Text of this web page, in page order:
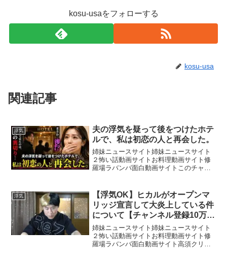
kosu-usaをフォローする
kosu-usa
関連記事
浮気
夫の浮気を疑って後をつけたホテ
ルで、私は初恋の人と再会した。
姉妹ニュースサイト姉妹ニュースサイト
２怖い話動画サイトお料理動画サイト修
羅場ラバンバ面白動画サイトこのチャン
語としてお届けします。静かな日常の中
にある、小さな違和感と大...
浮気
【浮気OK】ヒカルがオープンマ
リッジ宣言して大炎上している件
について【チャンネル登録10万人
減】
姉妹ニュースサイト姉妹ニュースサイト
２怖い話動画サイトお料理動画サイト修
羅場ラバンバ面白動画サイト高須クリニ